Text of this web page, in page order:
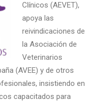
Clínicos (AEVET),
apoya las
reivindicaciones de
la Asociación de
Veterinarios
(AVEE) y de otros
insistiendo en
capacitados para